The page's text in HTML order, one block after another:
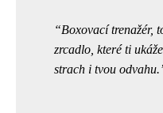
Boxovací trenažér,
zrcadlo, které ti
strach i tvou odvahu.